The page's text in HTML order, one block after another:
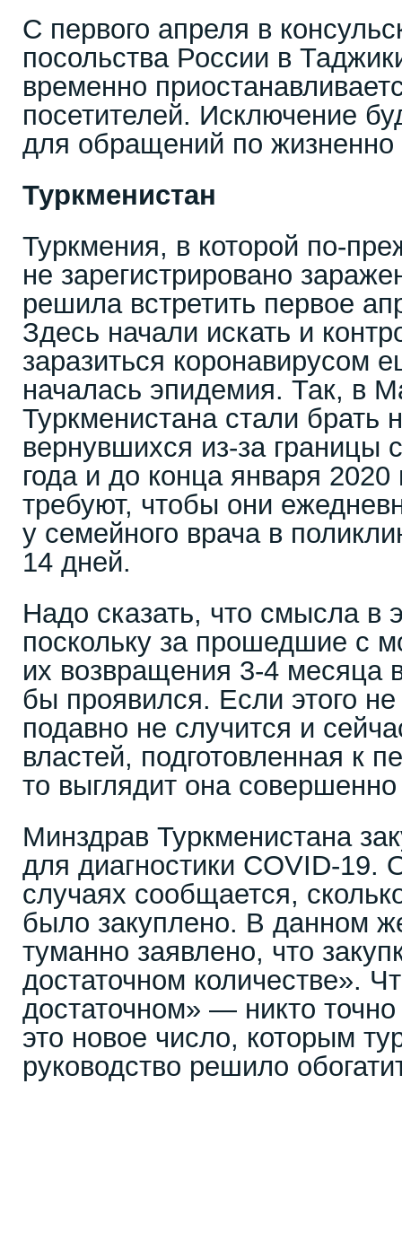
С первого апреля в
посольства России в
временно
посетителей. Исключение
для обращений по
Туркменистан
Туркмения, в которой по-
не зарегистрировано
решила встретить первое
Здесь начали искать и
заразиться коронавирусом
началась эпидемия. Так, в
Туркменистана стали брать
вернувшихся из-за границы
года и до конца января
требуют, чтобы они
у семейного врача в
14 дней.
Надо сказать, что смысла в
поскольку за прошедшие с
их возвращения 3-4 месяца
бы проявился. Если этого
подавно не случится и
властей, подготовленная к
то выглядит она
Минздрав Туркменистана
для диагностики COVID-19.
случаях сообщается,
было закуплено. В данном
туманно заявлено, что
достаточном количестве».
достаточном» — никто
это новое число, которым
руководство решило